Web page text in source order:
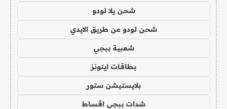
شحن يلا لودو
شحن لودو عن طريق الايدي
شعبية ببجي
بطاقات ايتونز
بلايستيشن ستور
شدات ببجي اقساط